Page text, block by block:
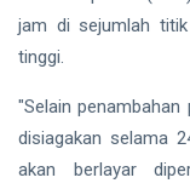
jam di sejumlah
tinggi.
"Selain
disiagakan selama
akan berlayar